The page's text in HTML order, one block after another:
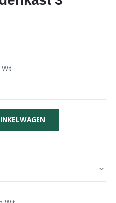
Wit